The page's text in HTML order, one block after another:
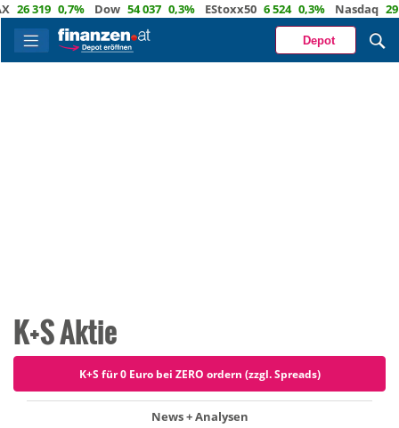
Dow 54 037 0,3% EStoxx50 6 524 0,3% Nasdaq 29 722 1,2%
Depot
K+S Aktie
K+S für 0 Euro bei ZERO ordern (zzgl. Spreads)
News + Analysen